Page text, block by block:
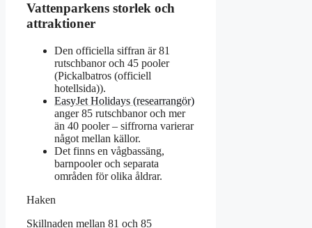
Vattenparkens storlek och
attraktioner
Den officiella siffran är 81
rutschbanor och 45 pooler
(Pickalbatros (officiell
hotellsida)).
EasyJet Holidays (researrangör)
anger 85 rutschbanor och mer
än 40 pooler – siffrorna varierar
något mellan källor.
Det finns en vågbassäng,
barnpooler och separata
områden för olika åldrar.
Haken
Skillnaden mellan 81 och 85